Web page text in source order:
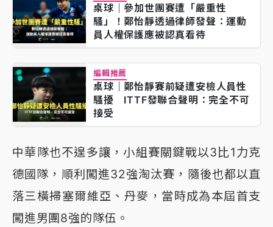
桌球｜參加世團賽遭「嚴重性
騷」！鄭怡靜透過律師發聲：運動
員人權保護應被認真看待
編輯推薦
桌球｜鄭怡靜賽前疑遭安檢人員性
騷擾 ITTF發聯合聲明：完全不可
接受
中華隊也不遑多讓，小組賽關鍵戰以3比1力克
德國隊，順利闖進32強淘汰賽，隨後也都以直
落三橫掃塞爾維亞、丹麥，當時成為本屆首支
闖進男團8強的隊伍。